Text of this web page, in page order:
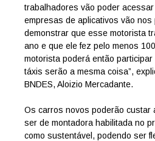
trabalhadores vão poder
empresas de aplicativos vão
demonstrar que esse motorista
ano e que ele fez pelo menos
motorista poderá então
táxis serão a mesma coisa”,
BNDES, Aloizio Mercadante.
Os carros novos poderão custar
ser de montadora habilitada no
como sustentável, podendo ser